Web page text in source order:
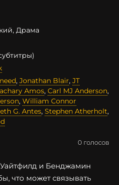
Драма
, Jonathan Blair, JT
Amos, Carl MJ Anderson,
, William Connor
G. Antes, Stephen Atherholt,
0 голосов
и Бенджамин
что может связывать